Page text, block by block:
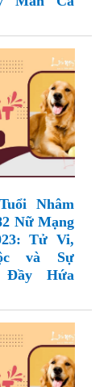
Nhâm
Nữ Mạng
Tử Vi,
và Sự
Đầy Hứa